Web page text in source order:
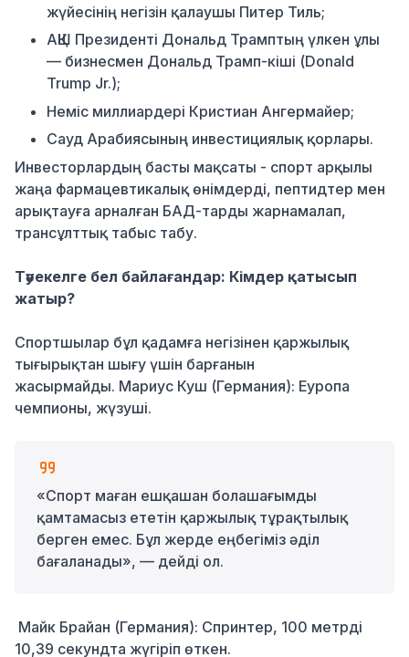
жүйесінің негізін қалаушы Питер Тиль;
АҚШ Президенті Дональд Трамптың үлкен ұлы
— бизнесмен Дональд Трамп-кіші (Donald
Trump Jr.);
Неміс миллиардері Кристиан Ангермайер;
Сауд Арабиясының инвестициялық қорлары.
Инвесторлардың басты мақсаты - спорт арқылы
жаңа фармацевтикалық өнімдерді, пептидтер мен
арықтауға арналған БАД-тарды жарнамалап,
трансұлттық табыс табу.
Тәуекелге бел байлағандар: Кімдер қатысып
жатыр?
Спортшылар бұл қадамға негізінен қаржылық
тығырықтан шығу үшін барғанын
жасырмайды. Мариус Куш (Германия): Еуропа
чемпионы, жүзуші.
«Спорт маған ешқашан болашағымды
қамтамасыз ететін қаржылық тұрақтылық
берген емес. Бұл жерде еңбегіміз әділ
бағаланады», — дейді ол.
Майк Брайан (Германия): Спринтер, 100 метрді
10,39 секундта жүгіріп өткен.